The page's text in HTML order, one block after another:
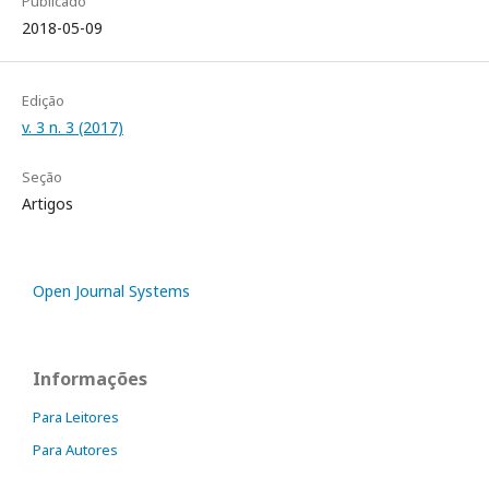
2018-05-09
Edição
v. 3 n. 3 (2017)
Seção
Artigos
Open Journal Systems
Informações
Para Leitores
Para Autores